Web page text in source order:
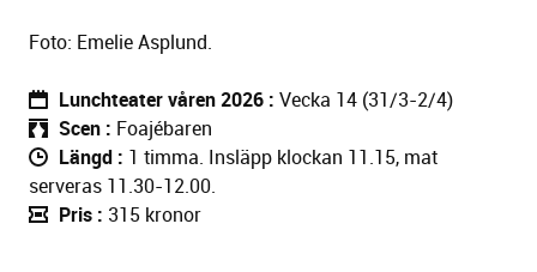
Foto: Emelie Asplund.
Lunchteater våren 2026 Vecka 14 (31/3-2/4)
Scen
Foajébaren
Längd
1 timma. Insläpp klockan 11.15, mat
serveras 11.30-12.00.
Pris
315 kronor